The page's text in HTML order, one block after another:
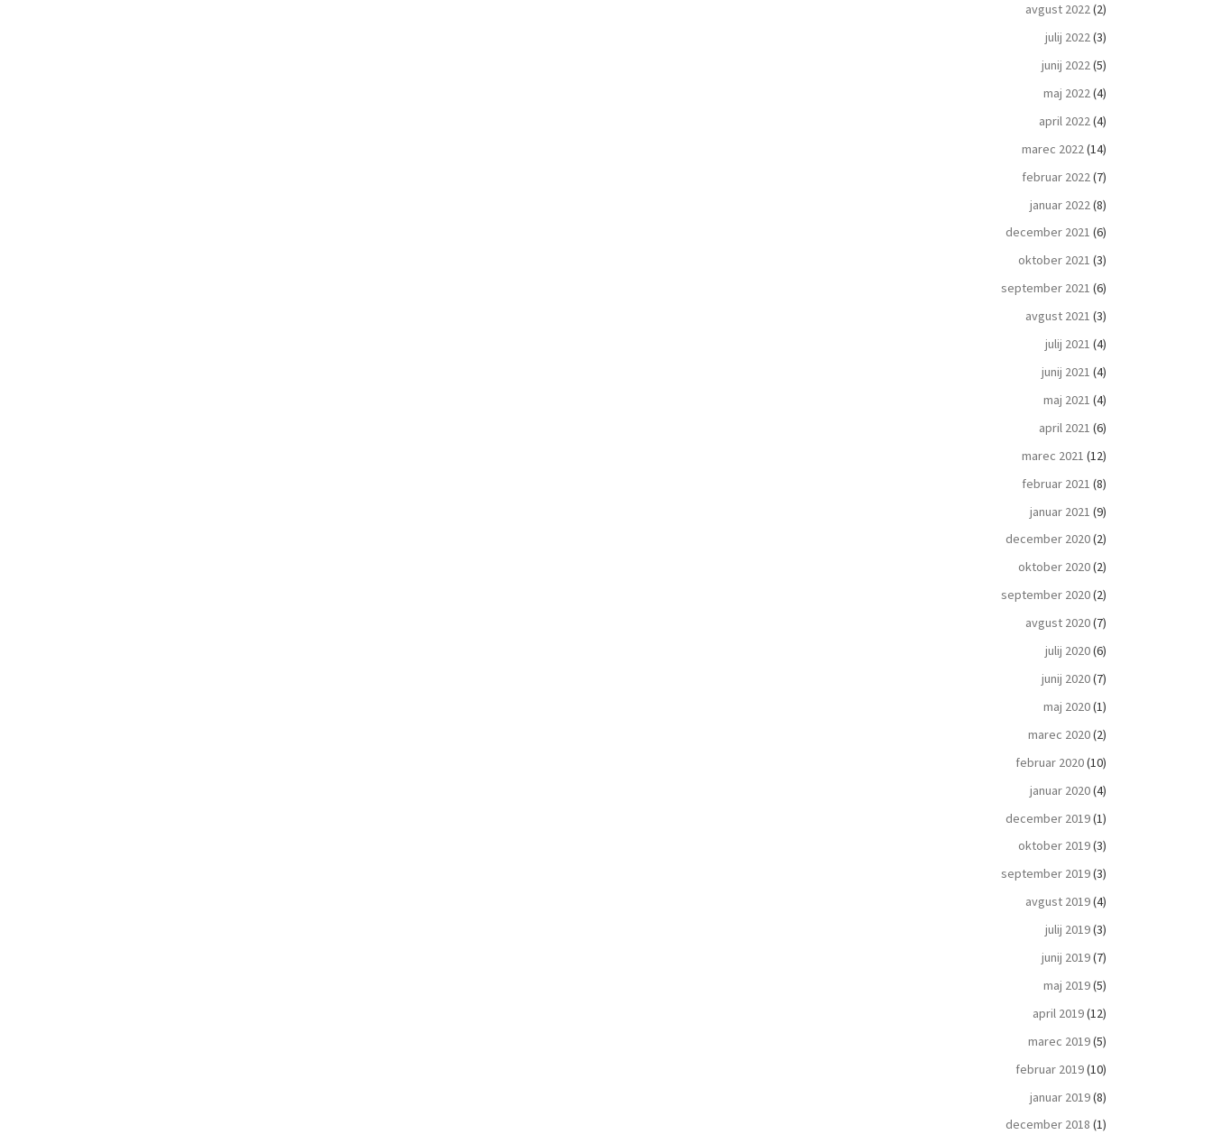
avgust 2022(2)
julij 2022(3)
junij 2022(5)
maj 2022(4)
april 2022(4)
marec 2022(14)
februar 2022(7)
januar 2022 (8)
december 2021 (6)
oktober 2021 (3)
september 2021 (6)
avgust 2021 (3)
julij 2021 (4)
junij 2021 (4)
maj 2021 (4)
april 2021 (6)
marec 2021 (12)
februar 2021 (8)
januar 2021 (9)
december 2020(2)
oktober 2020(2)
september 2020(2)
avgust 2020(7)
julij 2020(6)
junij 2020(7)
maj 2020(1)
marec 2020(2)
februar 2020(10)
januar 2020(4)
december 2019(1)
oktober 2019(3)
september 2019(3)
avgust 2019(4)
julij 2019(3)
junij 2019(7)
maj 2019(5)
april 2019(12)
marec 2019(5)
februar 2019(10)
januar 2019(8)
december 2018 (1)